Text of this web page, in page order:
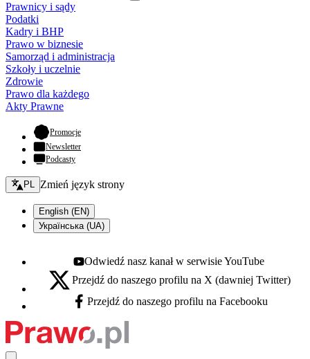
Prawnicy i sądy
Podatki
Kadry i BHP
Prawo w biznesie
Samorząd i administracja
Szkoły i uczelnie
Zdrowie
Prawo dla każdego
Akty Prawne
Promocje- otwiera się w nowej karcie
Newsletter
Podcasty
Zmień język - bieżący:
PL Zmień język strony
English (EN)
Українська (UA)
Youtube - otwiera się w nowej karcie
Odwiedź nasz kanał w serwisie YouTube
X - otwiera się w nowej karcie
Przejdź do naszego profilu na X (dawniej Twitter)
Facebook - otwiera się w nowej karcie
Przejdź do naszego profilu na Facebooku